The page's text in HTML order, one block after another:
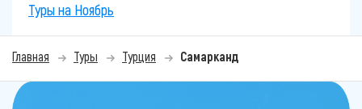
Туры на Ноябрь
Главная Туры Турция Самарканд